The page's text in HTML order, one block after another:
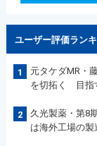
ユーザー評価ラン
1
元タケダMR・
を切拓く 目指
2
久光製薬・第8
は海外工場の